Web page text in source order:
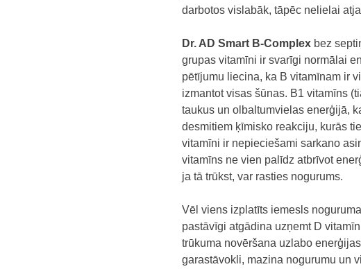
darbotos vislabāk, tāpēc nelielai
Dr. AD Smart B-Complex bez
grupas vitamīni ir svarīgi normālai
pētījumu liecina, ka B vitamīnam ir
izmantot visas šūnas. B1 vitamīns
taukus un olbaltumvielas enerģijā,
desmitiem ķīmisko reakciju, kurās
vitamīni ir nepieciešami sarkano
vitamīns ne vien palīdz atbrīvot
ja tā trūkst, var rasties nogurums.
Vēl viens izplatīts iemesls
pastāvīgi atgādina uzņemt D
trūkuma novēršana uzlabo
garastāvokli, mazina nogurumu un